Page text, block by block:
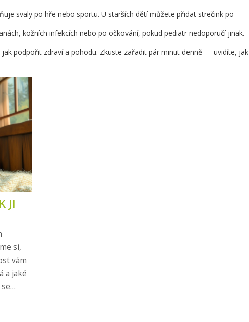
svaly po hře nebo sportu. U starších dětí můžete přidat strečink po
kožních infekcích nebo po očkování, pokud pediatr nedoporučí jinak.
podpořit zdraví a pohodu. Zkuste zařadit pár minut denně — uvidíte, jak
JI
si,
vám
a jaké